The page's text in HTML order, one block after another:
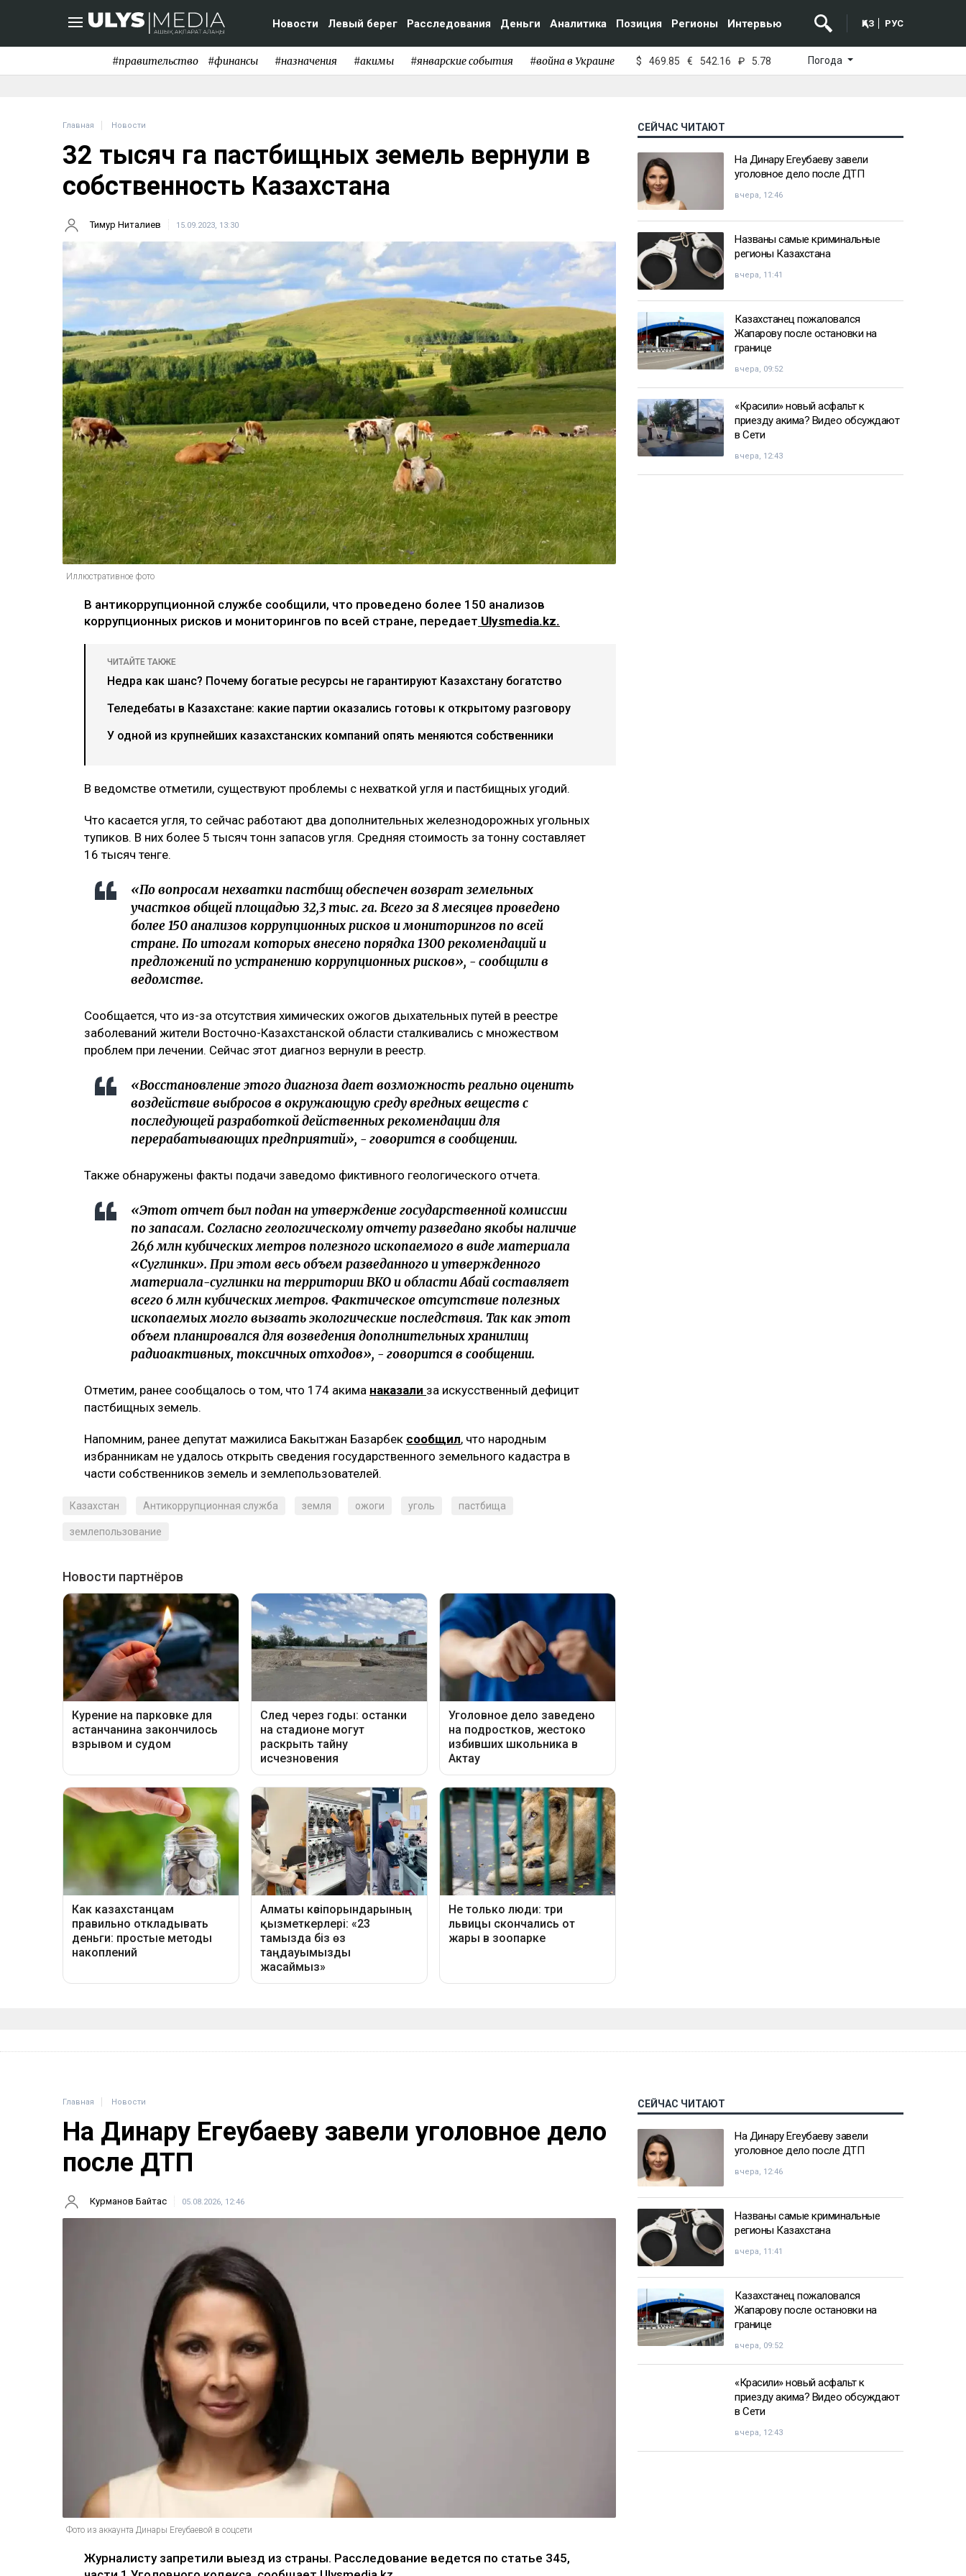
Новости Левый берег Расследования Деньги Аналитика Позиция Регионы Интервью ҚАЗ РУС
#правительство #финансы #назначения #акимы #январские события #война в Украине $ 469.85 € 542.16 ₽ 5.78 Погода
Главная Новости
32 тысяч га пастбищных земель вернули в
собственность Казахстана
Тимур Ниталиев 15.09.2023, 13:30
Иллюстративное фото
В антикоррупционной службе сообщили, что проведено более 150 анализов
коррупционных рисков и мониторингов по всей стране, передает Ulysmedia.kz.
ЧИТАЙТЕ ТАКЖЕ
Недра как шанс? Почему богатые ресурсы не гарантируют Казахстану богатство
Теледебаты в Казахстане: какие партии оказались готовы к открытому разговору
У одной из крупнейших казахстанских компаний опять меняются собственники
В ведомстве отметили, существуют проблемы с нехваткой угля и пастбищных угодий.
Что касается угля, то сейчас работают два дополнительных железнодорожных угольных
тупиков. В них более 5 тысяч тонн запасов угля. Средняя стоимость за тонну составляет
16 тысяч тенге.
«По вопросам нехватки пастбищ обеспечен возврат земельных
участков общей площадью 32,3 тыс. га. Всего за 8 месяцев проведено
более 150 анализов коррупционных рисков и мониторингов по всей
стране. По итогам которых внесено порядка 1300 рекомендаций и
предложений по устранению коррупционных рисков», - сообщили в
ведомстве.
Сообщается, что из-за отсутствия химических ожогов дыхательных путей в реестре
заболеваний жители Восточно-Казахстанской области сталкивались с множеством
проблем при лечении. Сейчас этот диагноз вернули в реестр.
«Восстановление этого диагноза дает возможность реально оценить
воздействие выбросов в окружающую среду вредных веществ с
последующей разработкой действенных рекомендации для
перерабатывающих предприятий», - говорится в сообщении.
Также обнаружены факты подачи заведомо фиктивного геологического отчета.
«Этот отчет был подан на утверждение государственной комиссии
по запасам. Согласно геологическому отчету разведано якобы наличие
26,6 млн кубических метров полезного ископаемого в виде материала
«Суглинки». При этом весь объем разведанного и утвержденного
материала-суглинки на территории ВКО и области Абай составляет
всего 6 млн кубических метров. Фактическое отсутствие полезных
ископаемых могло вызвать экологические последствия. Так как этот
объем планировался для возведения дополнительных хранилищ
радиоактивных, токсичных отходов», - говорится в сообщении.
Отметим, ранее сообщалось о том, что 174 акима наказали за искусственный дефицит
пастбищных земель.
Напомним, ранее депутат мажилиса Бакытжан Базарбек сообщил, что народным
избранникам не удалось открыть сведения государственного земельного кадастра в
части собственников земель и землепользователей.
Казахстан Антикоррупционная служба земля ожоги уголь пастбища
землепользование
СЕЙЧАС ЧИТАЮТ
На Динару Егеубаеву завели
уголовное дело после ДТП
вчера, 12:46
Названы самые криминальные
регионы Казахстана
вчера, 11:41
Казахстанец пожаловался
Жапарову после остановки на
границе
вчера, 09:52
«Красили» новый асфальт к
приезду акима? Видео обсуждают
в Сети
вчера, 12:43
Главная Новости
На Динару Егеубаеву завели уголовное дело
после ДТП
Курманов Байтас 05.08.2026, 12:46
Фото из аккаунта Динары Егеубаевой в соцсети
Журналисту запретили выезд из страны. Расследование ведется по статье 345,
СЕЙЧАС ЧИТАЮТ
На Динару Егеубаеву завели
уголовное дело после ДТП
вчера, 12:46
Названы самые криминальные
регионы Казахстана
вчера, 11:41
Казахстанец пожаловался
Жапарову после остановки на
границе
вчера, 09:52
«Красили» новый асфальт к
приезду акима? Видео обсуждают
в Сети
вчера, 12:43